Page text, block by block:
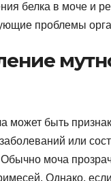
белка в моче и
проблемы
может быть
или
моча
Однако,